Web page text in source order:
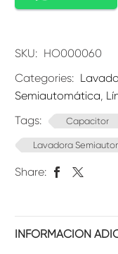
SKU: HO000060
Categories:
Semiautomática,
Tags:
Capacitor
Lavadora
Share:
INFORMACIÓN